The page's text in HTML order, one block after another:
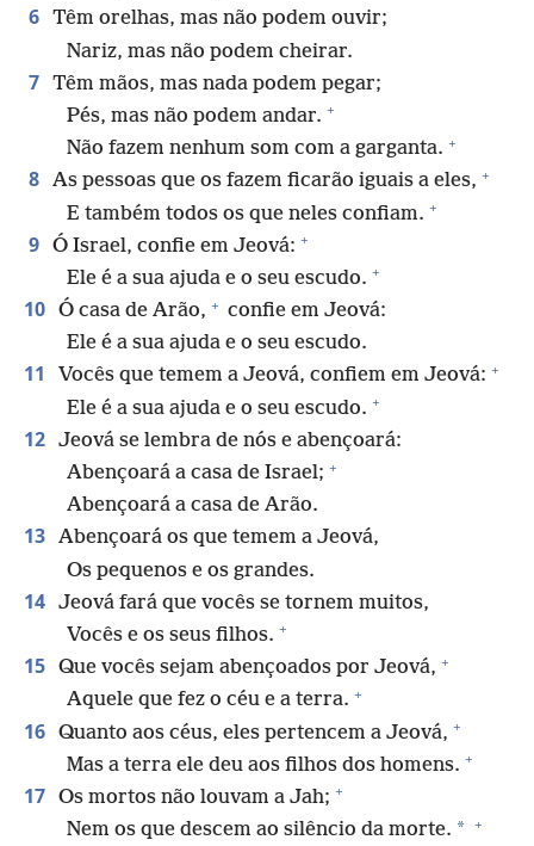
6 Têm orelhas, mas não podem ouvir;
Nariz, mas não podem cheirar.
7 Têm mãos, mas nada podem pegar;
Pés, mas não podem andar. +
Não fazem nenhum som com a garganta. +
8 As pessoas que os fazem ficarão iguais a eles, +
E também todos os que neles confiam. +
9 Ó Israel, confie em Jeová: +
Ele é a sua ajuda e o seu escudo. +
10 Ó casa de Arão, + confie em Jeová:
Ele é a sua ajuda e o seu escudo.
11 Vocês que temem a Jeová, confiem em Jeová: +
Ele é a sua ajuda e o seu escudo. +
12 Jeová se lembra de nós e abençoará:
Abençoará a casa de Israel; +
Abençoará a casa de Arão.
13 Abençoará os que temem a Jeová,
Os pequenos e os grandes.
14 Jeová fará que vocês se tornem muitos,
Vocês e os seus filhos. +
15 Que vocês sejam abençoados por Jeová, +
Aquele que fez o céu e a terra. +
16 Quanto aos céus, eles pertencem a Jeová, +
Mas a terra ele deu aos filhos dos homens. +
17 Os mortos não louvam a Jah; +
Nem os que descem ao silêncio da morte. * +